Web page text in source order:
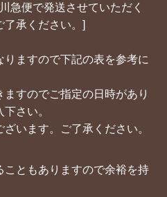
急便で発送させていただく
了承ください。]
ますので下記の表を参考に
すのでご指定の日時があり
さい。
います。ご了承ください。
ともありますので余裕を持